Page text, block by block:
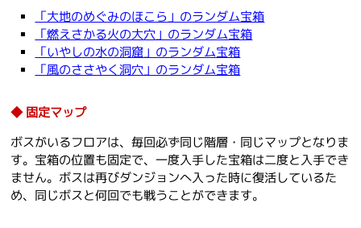
「大地のめぐみのほこら」のランダム宝箱
「燃えさかる火の大穴」のランダム宝箱
「いやしの水の洞窟」のランダム宝箱
「風のささやく洞穴」のランダム宝箱
固定マップ
ボスがいるフロアは、毎回必ず同じ階層・同じマップとなりま
す。宝箱の位置も固定で、一度入手した宝箱は二度と入手でき
ません。ボスは再びダンジョンへ入った時に復活しているた
め、同じボスと何回でも戦うことができます。